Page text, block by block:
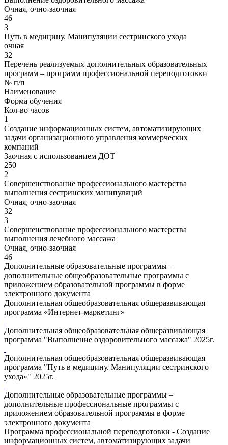
Очная, очно-заочная
46
3
Путь в медицину. Манипуляции сестринского ухода
очная
32
Перечень реализуемых дополнительных образовательных
программ – программ профессиональной переподготовки
№ п/п
Наименование
Форма обучения
Кол-во часов
1
Создание информационных систем, автоматизирующих
задачи организационного управления коммерческих
компаний
Заочная с использованием ДОТ
250
2
Совершенствование профессионального мастерства
выполнения сестринских манипуляций
Очная, очно-заочная
32
3
Совершенствование профессионального мастерства
выполнения лечебного массажа
Очная, очно-заочная
46
Дополнительные образовательные программы –
дополнительные общеобразовательные программы с
приложением образовательной программы в форме
электронного документа
Дополнительная общеобразовательная общеразвивающая
программа «Интернет-маркетинг»
Дополнительная общеобразовательная общеразвивающая
программа "Выполнение оздоровительного массажа" 2025г.
Дополнительная общеобразовательная общеразвивающая
программа "Путь в медицину. Манипуляции сестринского
ухода»" 2025г.
Дополнительные образовательные программы –
дополнительные профессиональные программы с
приложением образовательной программы в форме
электронного документа
Программа профессиональной переподготовки - Создание
информационных систем, автоматизирующих задачи